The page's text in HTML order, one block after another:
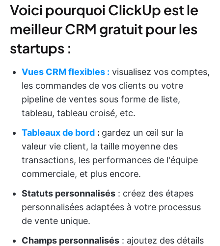
Voici pourquoi ClickUp est le
meilleur CRM gratuit pour les
startups :
Vues CRM flexibles : visualisez vos comptes,
les commandes de vos clients ou votre
pipeline de ventes sous forme de liste,
tableau, tableau croisé, etc.
Tableaux de bord : gardez un œil sur la
valeur vie client, la taille moyenne des
transactions, les performances de l'équipe
commerciale, et plus encore.
Statuts personnalisés : créez des étapes
personnalisées adaptées à votre processus
de vente unique.
Champs personnalisés : ajoutez des détails